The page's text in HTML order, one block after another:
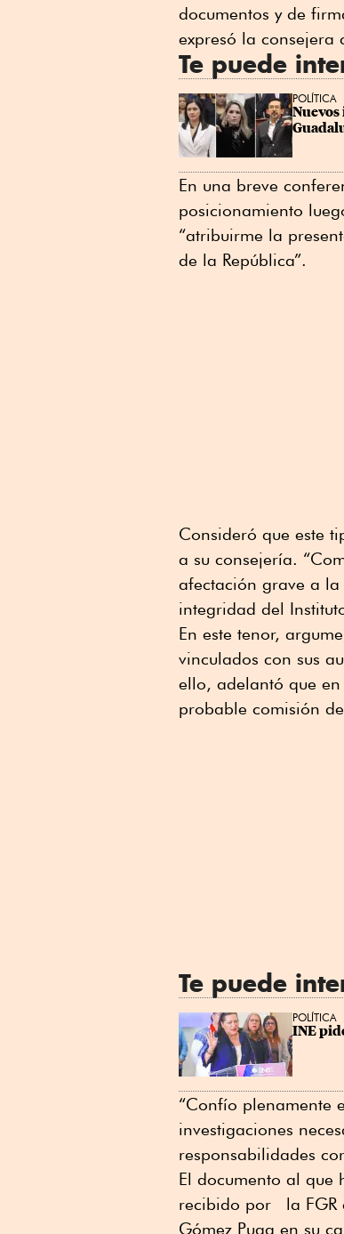
documentos y de
expresó la consejera
Te puede
POLÍTICA
En una breve
posicionamiento
“atribuirme la
de la República”.
Consideró que este
a su consejería.
afectación grave a
integridad del
En este tenor,
vinculados con sus
ello, adelantó que
probable comisión
Te puede
POLÍTICA
INE
“Confío plenamente
investigaciones
responsabilidades
El documento al que
recibido por la FGR
Gómez Puga en su